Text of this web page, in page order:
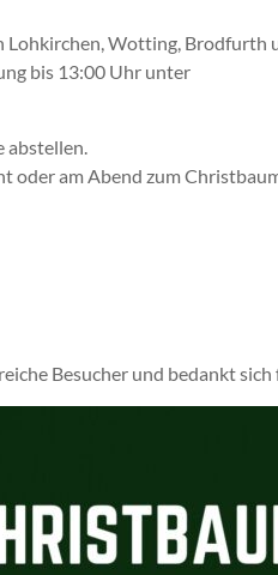
Lohkirchen, Wotting, Brodfurth
bis 13:00 Uhr unter
abstellen.
oder am Abend zum
Besucher und bedankt